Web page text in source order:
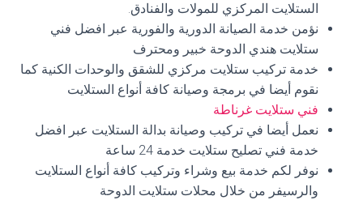
الستلايت المركزي للمولات والفنادق.
نؤمن خدمة الصيانة الدورية والفورية عبر افضل فني
ستلايت هندي الدوحة خبير ومحترف
خدمة تركيب ستلايت مركزي للشقق والوحدات الكنية كما
نقوم أيضا في برمجة وصيانة كافة أنواع الستلايت
فني ستلايت غرناطة
نعمل أيضا في تركيب وصيانة بدالة الستلايت عبر افضل
خدمة فني تصليح ستلايت خدمة 24 ساعة
نوفر لكم خدمة بيع وشراء وتركيب كافة أنواع الستلايت
والرسيفر من خلال محلات ستلايت الدوحة